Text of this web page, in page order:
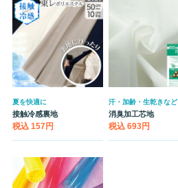
夏を快適に
接触冷感裏地
税込 157円
汗・加齢・生乾きなど
消臭加工芯地
税込 693円